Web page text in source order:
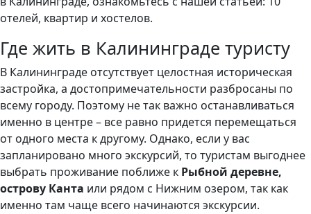
отелей, квартир и хостелов.
Где жить в Калининграде туристу
В Калининграде отсутствует целостная историческая
застройка, а достопримечательности разбросаны по
всему городу. Поэтому не так важно останавливаться
именно в центре – все равно придется перемещаться
от одного места к другому. Однако, если у вас
запланировано много экскурсий, то туристам выгоднее
выбрать проживание поближе к Рыбной деревне,
острову Канта или рядом с Нижним озером, так как
именно там чаще всего начинаются экскурсии.